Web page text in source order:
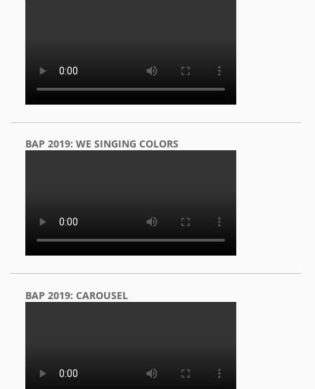
BAP 2019: WE SINGING COLORS
BAP 2019: CAROUSEL